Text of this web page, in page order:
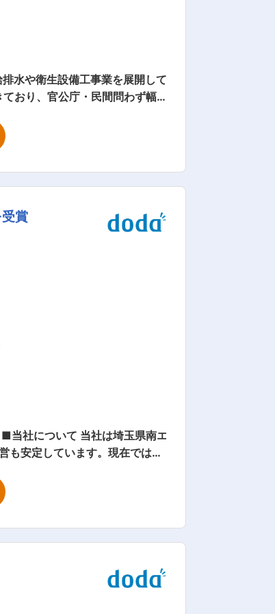
おり、官公庁・民間問わず幅
据えて長く勤めることが可能で
の快適な暮らしに貢献するこ
ミュニケーションを取ることが
う取引先企業やゼネコンと積
数々の受賞をいただいておりま
す
賞
も安定しています。現在では学
去業績好調時期には決算賞与
ー残業デイを推奨。昨年から